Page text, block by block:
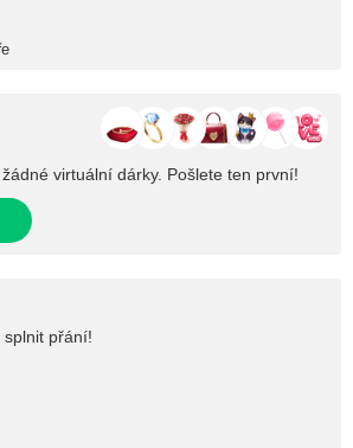
virtuální dárky. Pošlete ten první!
splnit přání!